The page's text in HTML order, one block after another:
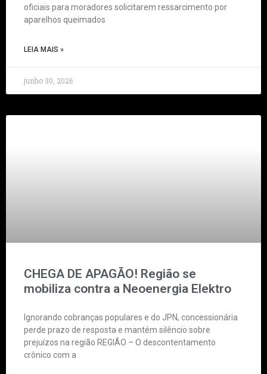
oficiais para moradores solicitarem ressarcimento por
aparelhos queimados
LEIA MAIS »
junho 30, 2026
CHEGA DE APAGÃO! Região se
mobiliza contra a Neoenergia Elektro
Ignorando cobranças populares e do JPN, concessionária
perde prazo de resposta e mantém silêncio sobre
prejuízos na região REGIÃO – O descontentamento
crônico com a